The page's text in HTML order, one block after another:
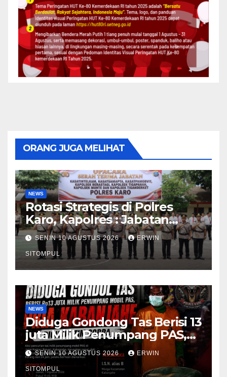
ORANG JUGA MELIHAT
NEWS
Rotasi Strategis di Polres
Karo, Kapolres : Jabatan
Adalah Amanah dan
Pengabdian
SENIN 10 AGUSTUS 2026 ERWIN
SITOMPUL
NEWS
Diduga Gondong Tas Berisi 13
juta Milik Penumpang PAS,
Pria Kabanjahe Diciduk Tim
Cobra
SENIN 10 AGUSTUS 2026 ERWIN
SITOMPUL